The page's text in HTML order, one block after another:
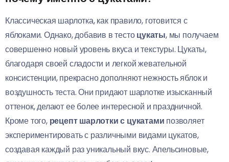
Классическая шарлотка, как правило, готовится с
яблоками. Однако, добавив в тестоцукаты, мы получаем
совершенно новый уровень вкуса и текстуры. Цукаты,
благодаря своей сладости и легкой жевательной
консистенции, прекрасно дополняют нежность яблок и
воздушность теста. Они придают шарлотке изысканный
оттенок, делают ее более интересной и праздничной.
Кроме того, рецепт шарлотки с цукатами позволяет
экспериментировать с различными видами цукатов,
создавая каждый раз уникальный вкус. Апельсиновые,